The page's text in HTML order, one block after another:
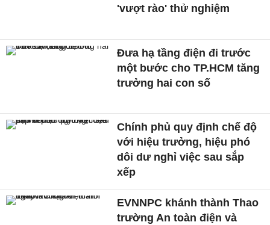
'vượt rào' thử nghiệm
Đưa hạ tầng điện đi trước
một bước cho TP.HCM tăng
trưởng hai con số
Chính phủ quy định chế độ
với hiệu trưởng, hiệu phó
dôi dư nghỉ việc sau sắp
xếp
EVNNPC khánh thành Thao
trường An toàn điện và